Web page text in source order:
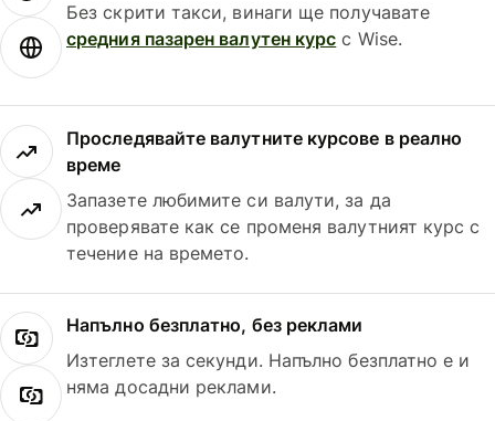
Без скрити такси, винаги ще получавате
средния пазарен валутен курс с Wise.
Проследявайте валутните курсове в реално
време
Запазете любимите си валути, за да
проверявате как се променя валутният курс с
течение на времето.
Напълно безплатно, без реклами
Изтеглете за секунди. Напълно безплатно е и
няма досадни реклами.